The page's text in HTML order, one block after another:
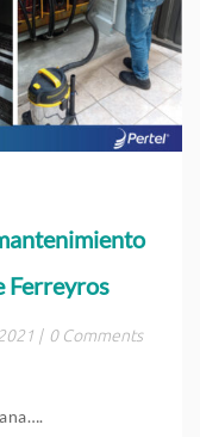
Ferreyros
| 0 Comments